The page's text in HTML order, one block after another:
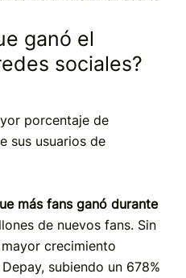
ganó el
sociales?
porcentaje de
sus usuarios de
más fans ganó durante
de nuevos fans. Sin
crecimiento
subiendo un 678%